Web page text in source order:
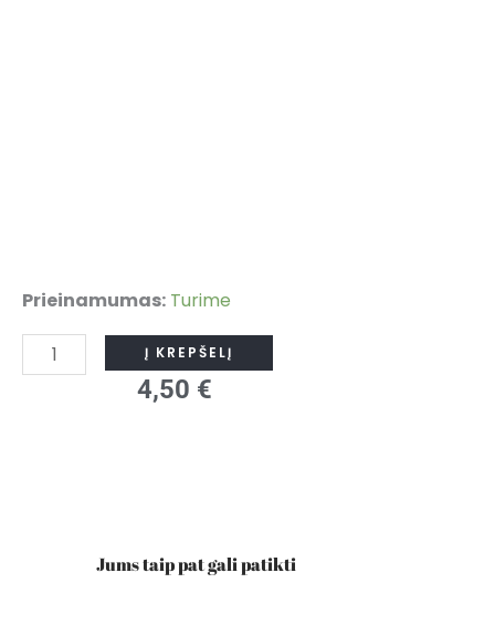
Prieinamumas: Turime
produkto
kiekis:
Alergija
Į KREPŠELĮ
4,50 €
Jums taip pat gali patikti